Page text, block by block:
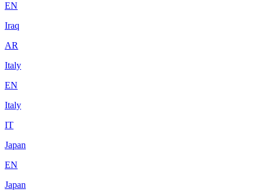
EN
Iraq
AR
Italy
EN
Italy
IT
Japan
EN
Japan